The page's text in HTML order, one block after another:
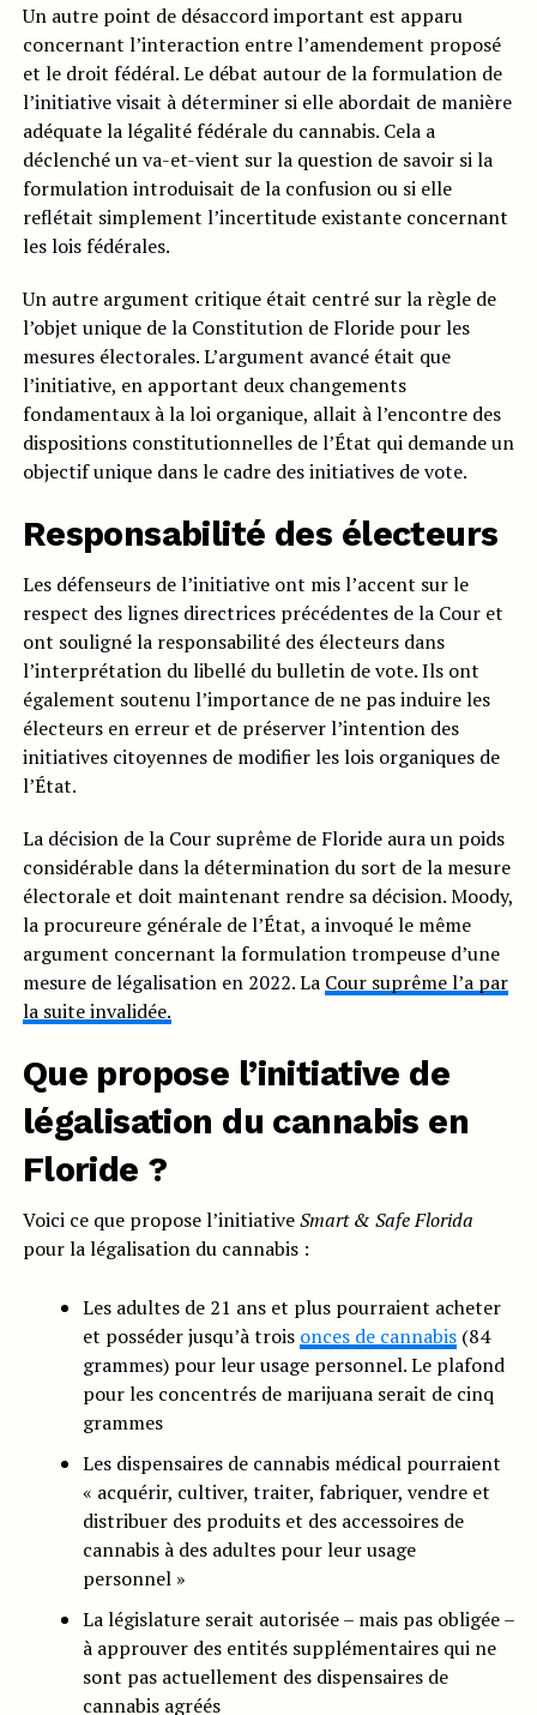
Un autre point de désaccord important est apparu
concernant l’interaction entre l’amendement proposé
et le droit fédéral. Le débat autour de la formulation de
l’initiative visait à déterminer si elle abordait de manière
adéquate la légalité fédérale du cannabis. Cela a
déclenché un va-et-vient sur la question de savoir si la
formulation introduisait de la confusion ou si elle
reflétait simplement l’incertitude existante concernant
les lois fédérales.
Un autre argument critique était centré sur la règle de
l’objet unique de la Constitution de Floride pour les
mesures électorales. L’argument avancé était que
l’initiative, en apportant deux changements
fondamentaux à la loi organique, allait à l’encontre des
dispositions constitutionnelles de l’État qui demande un
objectif unique dans le cadre des initiatives de vote.
Responsabilité des électeurs
Les défenseurs de l’initiative ont mis l’accent sur le
respect des lignes directrices précédentes de la Cour et
ont souligné la responsabilité des électeurs dans
l’interprétation du libellé du bulletin de vote. Ils ont
également soutenu l’importance de ne pas induire les
électeurs en erreur et de préserver l’intention des
initiatives citoyennes de modifier les lois organiques de
l’État.
La décision de la Cour suprême de Floride aura un poids
considérable dans la détermination du sort de la mesure
électorale et doit maintenant rendre sa décision. Moody,
la procureure générale de l’État, a invoqué le même
argument concernant la formulation trompeuse d’une
mesure de légalisation en 2022. La Cour suprême l’a par
la suite invalidée.
Que propose l’initiative de
légalisation du cannabis en
Floride ?
Voici ce que propose l’initiativeSmart & Safe Florida
pour la légalisation du cannabis :
Les adultes de 21 ans et plus pourraient acheter
et posséder jusqu’à trois onces de cannabis(84
grammes) pour leur usage personnel. Le plafond
pour les concentrés de marijuana serait de cinq
grammes
Les dispensaires de cannabis médical pourraient
« acquérir, cultiver, traiter, fabriquer, vendre et
distribuer des produits et des accessoires de
cannabis à des adultes pour leur usage
personnel »
La législature serait autorisée – mais pas obligée –
à approuver des entités supplémentaires qui ne
sont pas actuellement des dispensaires de
cannabis agréés